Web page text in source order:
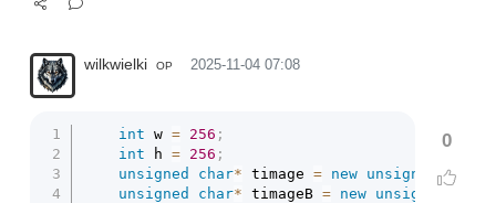
wilkwielki OP 2025-11-04 07:08
0
int w = 256 ;
int h = 256 ;
unsigned
char* timage = new unsigned char
unsigned
char* timageB = new unsigned